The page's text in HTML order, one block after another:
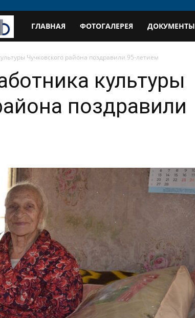
профиль
ГЛАВНАЯ ФОТОГАЛЕРЕЯ ДОКУМЕНТЫ
Чучковского района поздравили 95-летием
культуры
поздравили